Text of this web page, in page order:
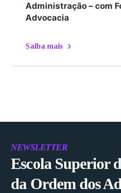
Administração – com
Advocacia
Saiba mais
NEWSLETTER
Escola Superior
da Ordem dos